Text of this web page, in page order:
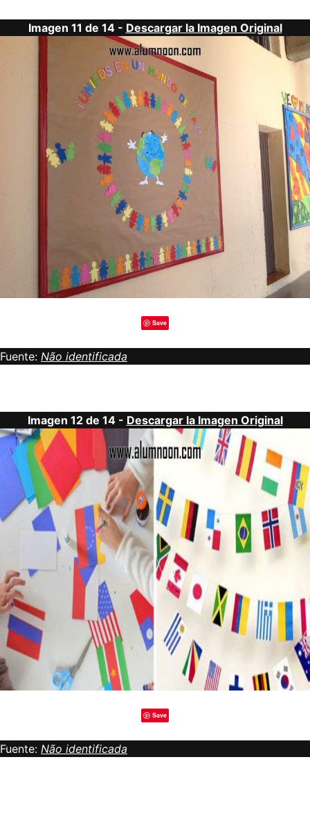
Imagen 11 de 14 - Descargar la Imagen Original
Save
Fuente: Não identificada
Imagen 12 de 14 - Descargar la Imagen Original
Save
Fuente: Não identificada